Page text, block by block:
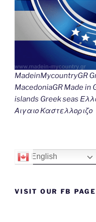
MadeinMycountryGR
MacedoniaGR Made in
islands Greek seas
Αιγαιο Καστελλοριζο
English
VISIT OUR FB PAGE